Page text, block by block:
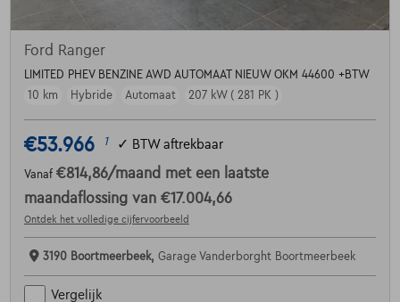
Ford Ranger
LIMITED PHEV BENZINE AWD AUTOMAAT NIEUW OKM 44600 +BTW
10 km
Hybride Automaat 207 kW ( 281 PK )
€53.966 1 ✓ BTW aftrekbaar
Vanaf €814,86/maand met een laatste
maandaflossing van €17.004,66
Ontdek het volledige cijfervoorbeeld
3190 Boortmeerbeek, Garage Vanderborght Boortmeerbeek
Vergelijk